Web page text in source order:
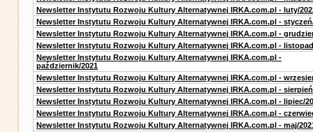
Newsletter Instytutu Rozwoju Kultury Alternatywnej IRKA.com.pl - luty/
Newsletter Instytutu Rozwoju Kultury Alternatywnej IRKA.com.pl -
Newsletter Instytutu Rozwoju Kultury Alternatywnej IRKA.com.pl -
Newsletter Instytutu Rozwoju Kultury Alternatywnej IRKA.com.pl -
Newsletter Instytutu Rozwoju Kultury Alternatywnej IRKA.com.pl -
październik/2021
Newsletter Instytutu Rozwoju Kultury Alternatywnej IRKA.com.pl -
Newsletter Instytutu Rozwoju Kultury Alternatywnej IRKA.com.pl -
Newsletter Instytutu Rozwoju Kultury Alternatywnej IRKA.com.pl - lipiec/
Newsletter Instytutu Rozwoju Kultury Alternatywnej IRKA.com.pl -
Newsletter Instytutu Rozwoju Kultury Alternatywnej IRKA.com.pl - maj/